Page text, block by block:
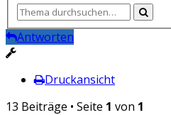
Antworten
Druckansicht
13 Beiträge • Seite 1 von 1